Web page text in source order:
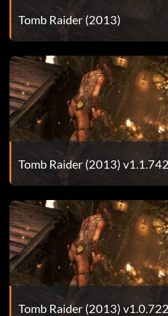
Tomb Raider (2013)
Tomb Raider (2013)
Tomb Raider (2013)